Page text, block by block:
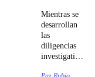
Mientras se
desarrollan
las
diligencias
investigativas